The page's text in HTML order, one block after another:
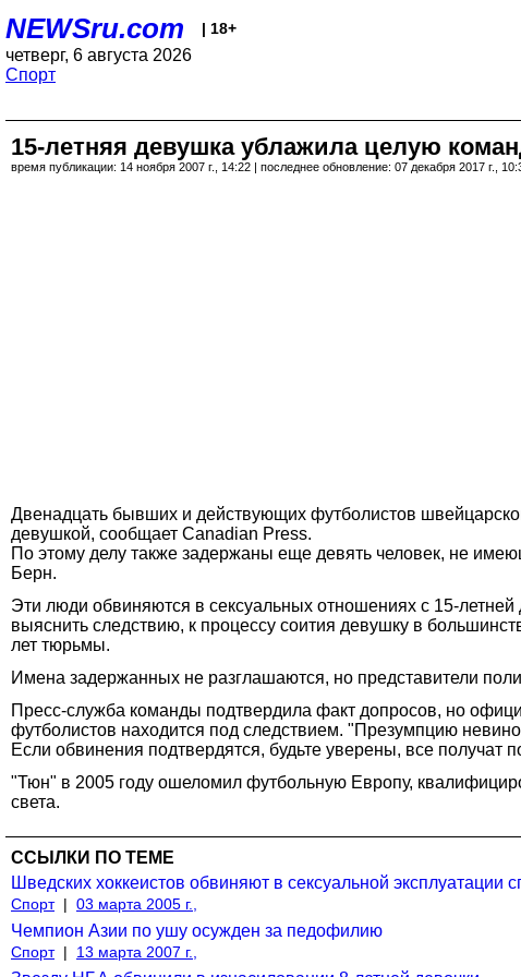
NEWSru.com | 18+
четверг, 6 августа 2026
Спорт
15-летняя девушка ублажила целую
время публикации: 14 ноября 2007 г., 14:22 | последнее обновление: 07 декабря 2017 г.,
Двенадцать бывших и действующих футболистов
девушкой, сообщает Canadian Press.
По этому делу также задержаны еще девять человек, не
Берн.
Эти люди обвиняются в сексуальных отношениях с 15-
выяснить следствию, к процессу соития девушку в
лет тюрьмы.
Имена задержанных не разглашаются, но представители
Пресс-служба команды подтвердила факт допросов, но
футболистов находится под следствием. "Презумпцию
Если обвинения подтвердятся, будьте уверены, все получат
"Тюн" в 2005 году ошеломил футбольную Европу,
света.
ССЫЛКИ ПО ТЕМЕ
Шведских хоккеистов обвиняют в сексуальной эксплуатации
Спорт | 03 марта 2005 г.,
Чемпион Азии по ушу осужден за педофилию
Спорт | 13 марта 2007 г.,